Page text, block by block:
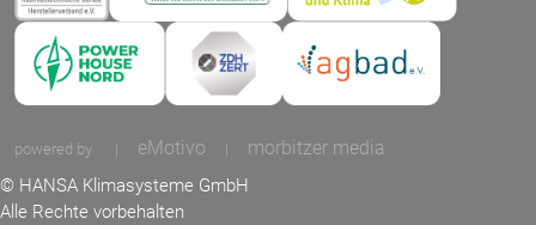
powered by | eMotivo | morbitzer media
© HANSA Klimasysteme GmbH
Alle Rechte vorbehalten